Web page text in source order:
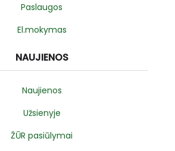
Paslaugos
El.mokymas
NAUJIENOS
Naujienos
Užsienyje
ŽŪR pasiūlymai